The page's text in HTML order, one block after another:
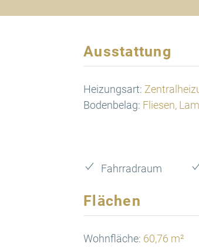
Ausstattung
Heizungsart:
Bodenbelag: Fliesen,
Fahrradraum
Flächen
Wohnfläche: 60,76 m²